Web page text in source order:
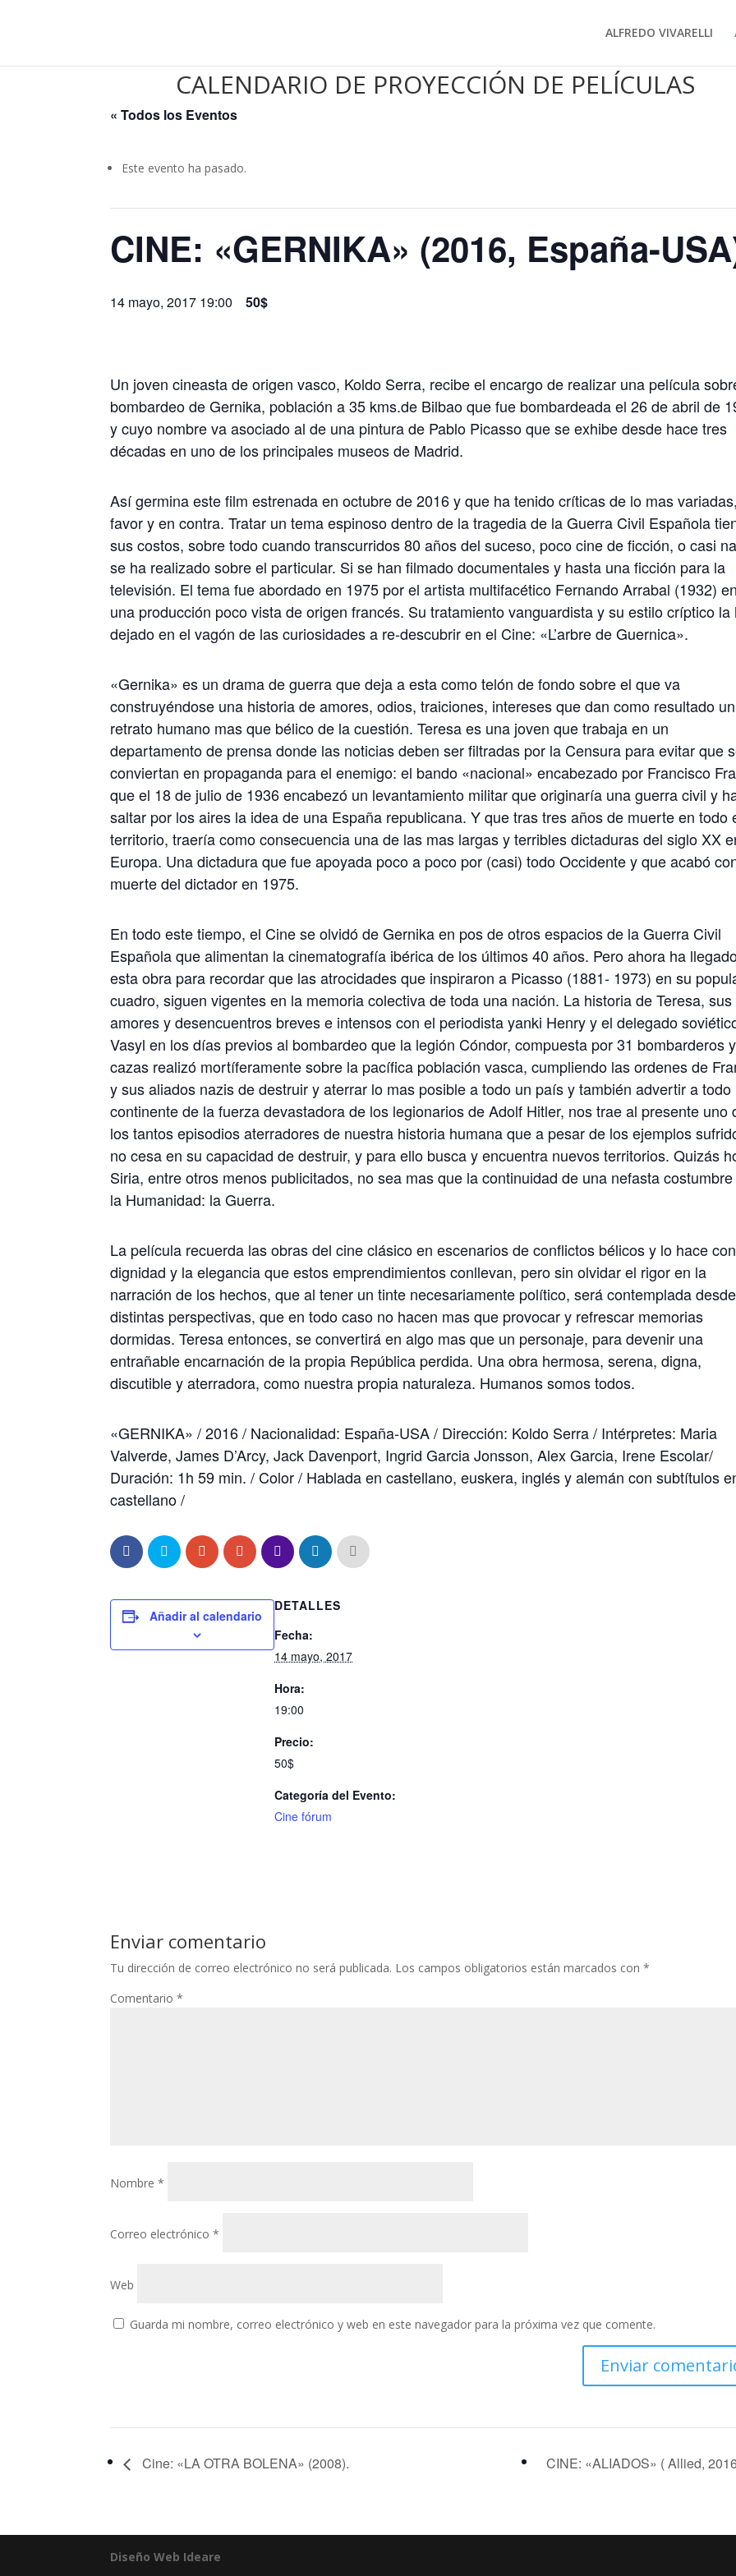
ALFREDO VIVARELLI
CALENDARIO DE PROYECCIÓN DE PELÍCULAS
« Todos los Eventos
Este evento ha pasado.
CINE: «GERNIKA» (2016, España-
14 mayo, 2017 19:00 50$
Un joven cineasta de origen vasco, Koldo Serra, recibe el encargo de realizar una película
bombardeo de Gernika, población a 35 kms.de Bilbao que fue bombardeada el 26 de abril de
y cuyo nombre va asociado al de una pintura de Pablo Picasso que se exhibe desde hace tres
décadas en uno de los principales museos de Madrid.
Así germina este film estrenada en octubre de 2016 y que ha tenido críticas de lo mas
favor y en contra. Tratar un tema espinoso dentro de la tragedia de la Guerra Civil Española
sus costos, sobre todo cuando transcurridos 80 años del suceso, poco cine de ficción, o casi
se ha realizado sobre el particular. Si se han filmado documentales y hasta una ficción para la
televisión. El tema fue abordado en 1975 por el artista multifacético Fernando Arrabal (1932)
una producción poco vista de origen francés. Su tratamiento vanguardista y su estilo críptico la
dejado en el vagón de las curiosidades a re-descubrir en el Cine: «L’arbre de Guernica».
«Gernika» es un drama de guerra que deja a esta como telón de fondo sobre el que va
construyéndose una historia de amores, odios, traiciones, intereses que dan como resultado un
retrato humano mas que bélico de la cuestión. Teresa es una joven que trabaja en un
departamento de prensa donde las noticias deben ser filtradas por la Censura para evitar que
conviertan en propaganda para el enemigo: el bando «nacional» encabezado por Francisco
que el 18 de julio de 1936 encabezó un levantamiento militar que originaría una guerra civil y
saltar por los aires la idea de una España republicana. Y que tras tres años de muerte en todo
territorio, traería como consecuencia una de las mas largas y terribles dictaduras del siglo XX
Europa. Una dictadura que fue apoyada poco a poco por (casi) todo Occidente y que acabó
muerte del dictador en 1975.
En todo este tiempo, el Cine se olvidó de Gernika en pos de otros espacios de la Guerra Civil
Española que alimentan la cinematografía ibérica de los últimos 40 años. Pero ahora ha
esta obra para recordar que las atrocidades que inspiraron a Picasso (1881- 1973) en su
cuadro, siguen vigentes en la memoria colectiva de toda una nación. La historia de Teresa, sus
amores y desencuentros breves e intensos con el periodista yanki Henry y el delegado
Vasyl en los días previos al bombardeo que la legión Cóndor, compuesta por 31 bombarderos
cazas realizó mortíferamente sobre la pacífica población vasca, cumpliendo las ordenes de
y sus aliados nazis de destruir y aterrar lo mas posible a todo un país y también advertir a todo
continente de la fuerza devastadora de los legionarios de Adolf Hitler, nos trae al presente uno
los tantos episodios aterradores de nuestra historia humana que a pesar de los ejemplos
no cesa en su capacidad de destruir, y para ello busca y encuentra nuevos territorios. Quizás
Siria, entre otros menos publicitados, no sea mas que la continuidad de una nefasta
la Humanidad: la Guerra.
La película recuerda las obras del cine clásico en escenarios de conflictos bélicos y lo hace con
dignidad y la elegancia que estos emprendimientos conllevan, pero sin olvidar el rigor en la
narración de los hechos, que al tener un tinte necesariamente político, será contemplada desde
distintas perspectivas, que en todo caso no hacen mas que provocar y refrescar memorias
dormidas. Teresa entonces, se convertirá en algo mas que un personaje, para devenir una
entrañable encarnación de la propia República perdida. Una obra hermosa, serena, digna,
discutible y aterradora, como nuestra propia naturaleza. Humanos somos todos.
«GERNIKA» / 2016 / Nacionalidad: España-USA / Dirección: Koldo Serra / Intérpretes: Maria
Valverde, James D’Arcy, Jack Davenport, Ingrid Garcia Jonsson, Alex Garcia, Irene Escolar/
Duración: 1h 59 min. / Color / Hablada en castellano, euskera, inglés y alemán con subtítulos
castellano /
Añadir al calendario
DETALLES
Fecha:
14 mayo, 2017
Hora:
19:00
Precio:
50$
Categoría del Evento:
Cine fórum
Enviar comentario
Tu dirección de correo electrónico no será publicada. Los campos obligatorios están marcados con*
Comentario*
Nombre*
Correo electrónico*
Web
Guarda mi nombre, correo electrónico y web en este navegador para la próxima vez que comente.
Cine: «LA OTRA BOLENA» (2008). CINE: «ALIADOS» ( Allied,
Diseño Web Ideare